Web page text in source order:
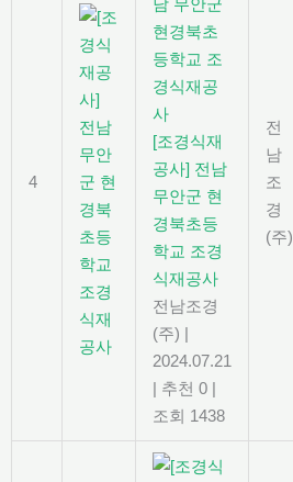
4
[조경식재
공사] 전남
무안군 현
경북초등
학교 조경
식재공사
전남조경
(주) |
2024.07.21
| 추천 0 |
조회 1438
전
남
조
경
(주)